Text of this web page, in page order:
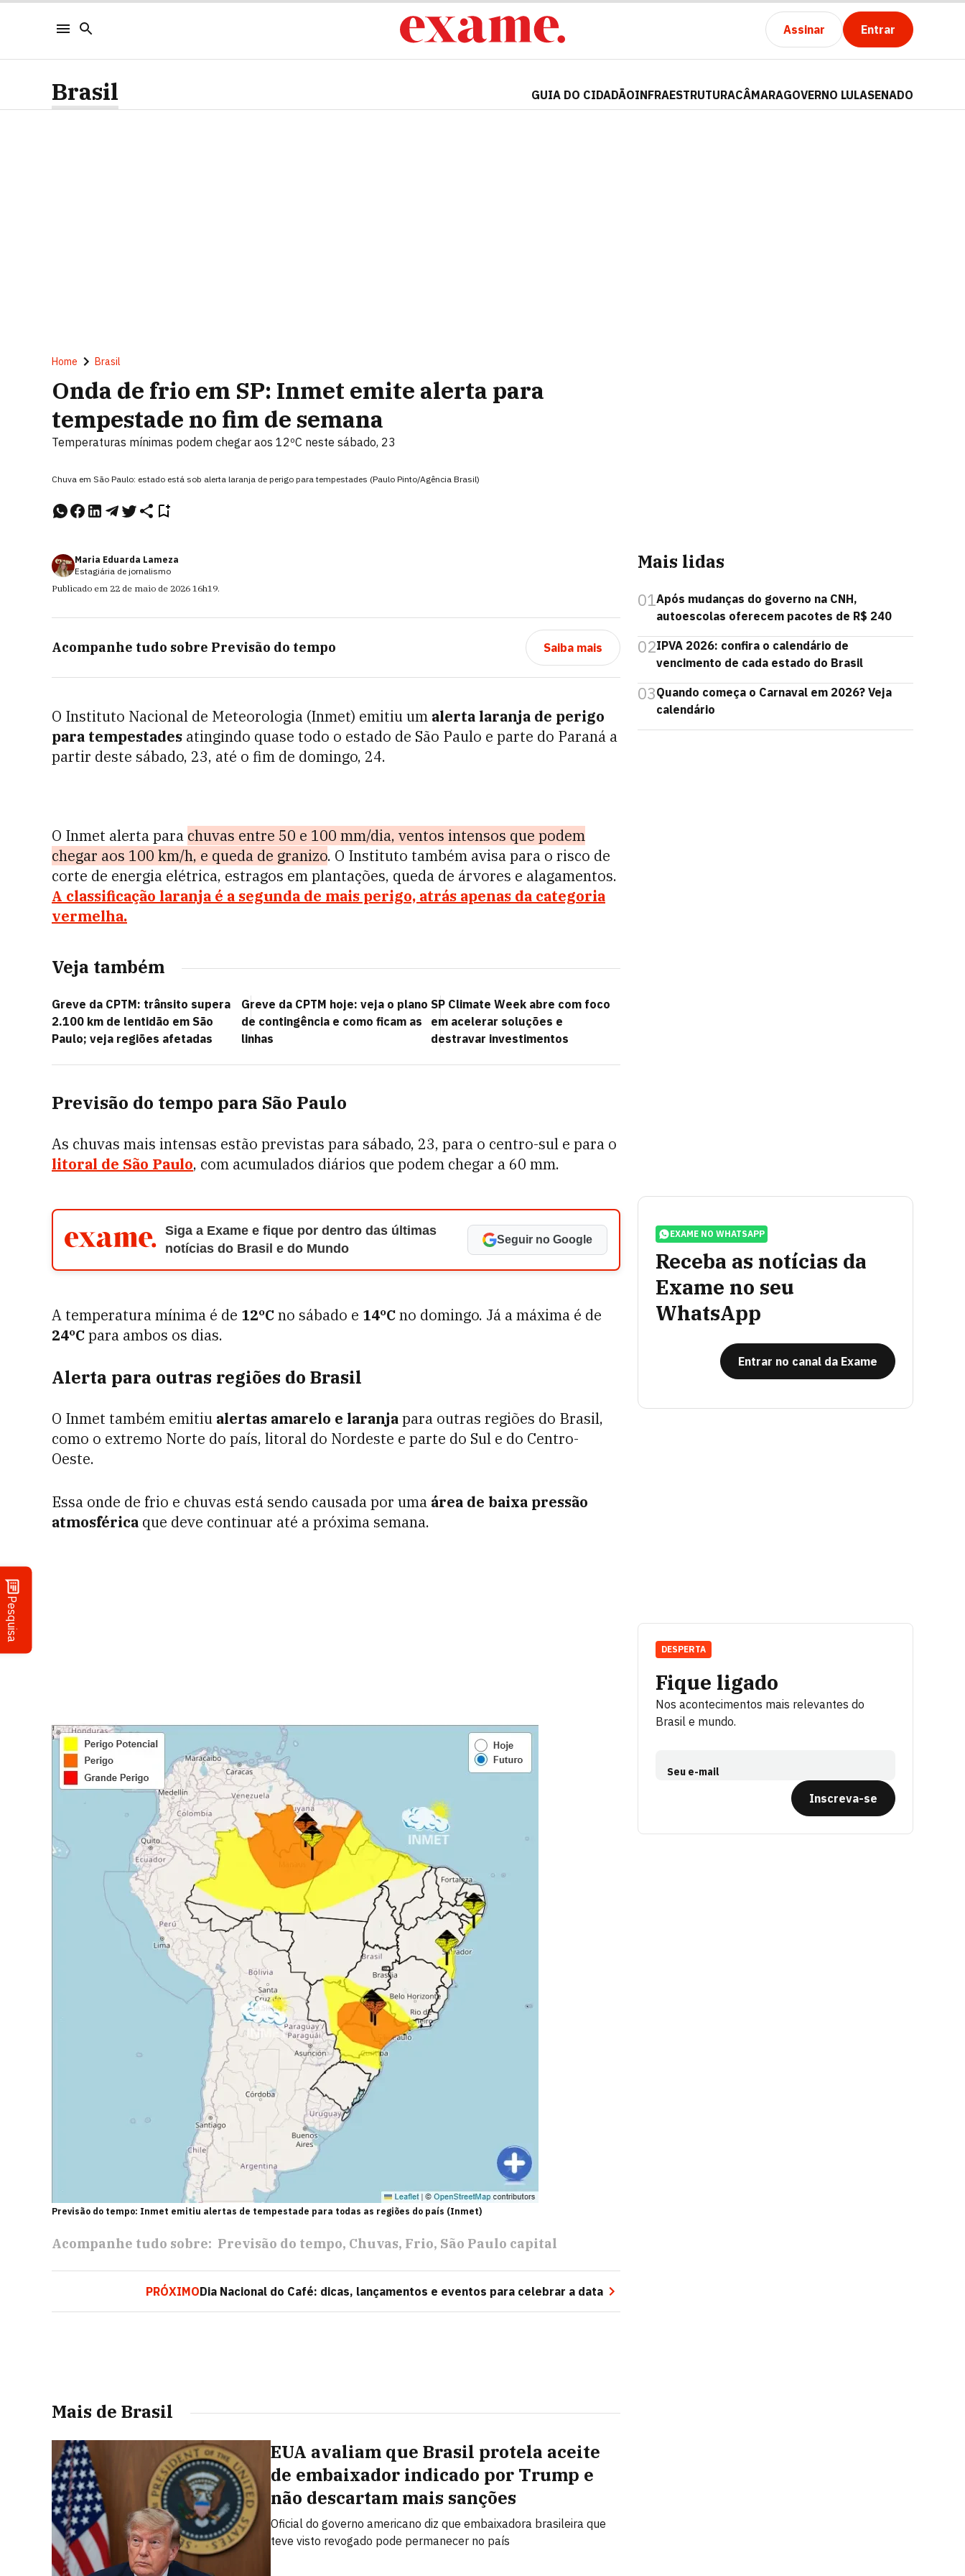
Assinar Entrar
Pesquisa
Brasil GUIA DO CIDADÃOINFRAESTRUTURACÂMARAGOVERNO LULASENADO
Home Brasil
Onda de frio em SP: Inmet emite alerta para
tempestade no fim de semana
Temperaturas mínimas podem chegar aos 12ºC neste sábado, 23
Chuva em São Paulo: estado está sob alerta laranja de perigo para tempestades (Paulo Pinto/Agência Brasil)
Maria Eduarda Lameza
Estagiária de jornalismo
Publicado em 22 de maio de 2026 16h19.
Acompanhe tudo sobre Previsão do tempo Saiba mais
O Instituto Nacional de Meteorologia (Inmet) emitiu um alerta laranja de perigo
para tempestades atingindo quase todo o estado de São Paulo e parte do Paraná a
partir deste sábado, 23, até o fim de domingo, 24.
O Inmet alerta para chuvas entre 50 e 100 mm/dia, ventos intensos que podem
chegar aos 100 km/h, e queda de granizo. O Instituto também avisa para o risco de
corte de energia elétrica, estragos em plantações, queda de árvores e alagamentos.
A classificação laranja é a segunda de mais perigo, atrás apenas da categoria
vermelha.
Veja também
Greve da CPTM: trânsito supera
2.100 km de lentidão em São
Paulo; veja regiões afetadas
Greve da CPTM hoje: veja o plano
de contingência e como ficam as
linhas
SP Climate Week abre com foco
em acelerar soluções e
destravar investimentos
Previsão do tempo para São Paulo
As chuvas mais intensas estão previstas para sábado, 23, para o centro-sul e para o
litoral de São Paulo, com acumulados diários que podem chegar a 60 mm.
Siga a Exame e fique por dentro das últimas
notícias do Brasil e do Mundo
Seguir no Google
A temperatura mínima é de 12ºCno sábado e 14ºCno domingo. Já a máxima é de
24ºCpara ambos os dias.
Alerta para outras regiões do Brasil
O Inmet também emitiu alertas amarelo e laranjapara outras regiões do Brasil,
como o extremo Norte do país, litoral do Nordeste e parte do Sul e do Centro-
Oeste.
Essa onde de frio e chuvas está sendo causada por uma área de baixa pressão
atmosférica que deve continuar até a próxima semana.
Previsão do tempo: Inmet emitiu alertas de tempestade para todas as regiões do país (Inmet)
Acompanhe tudo sobre: Previsão do tempo Chuvas Frio São Paulo capital
PRÓXIMODia Nacional do Café: dicas, lançamentos e eventos para celebrar a data
Mais de Brasil
EUA avaliam que Brasil protela aceite
de embaixador indicado por Trump e
não descartam mais sanções
Oficial do governo americano diz que embaixadora brasileira que
teve visto revogado pode permanecer no país
Mais lidas
01Após mudanças do governo na CNH,
autoescolas oferecem pacotes de R$ 240
02IPVA 2026: confira o calendário de
vencimento de cada estado do Brasil
03Quando começa o Carnaval em 2026? Veja
calendário
EXAME NO WHATSAPP
Receba as notícias da
Exame no seu
WhatsApp
Entrar no canal da Exame
Fique ligado
Nos acontecimentos mais relevantes do
Brasil e mundo.
Seu e-mail
Inscreva-se
DESPERTA